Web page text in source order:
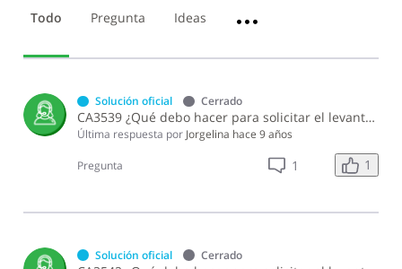
de
Vehículos
Motor
Información
General
Todo Pregunta Ideas •••
Solución oficial Cerrado
CA3539 ¿Qué debo hacer para solicitar el levantamiento de oposición de un vehículo de motor por un proceso legal?
Última respuesta por Jorgelina hace 9 años
Pregunta 1 1
Solución oficial Cerrado